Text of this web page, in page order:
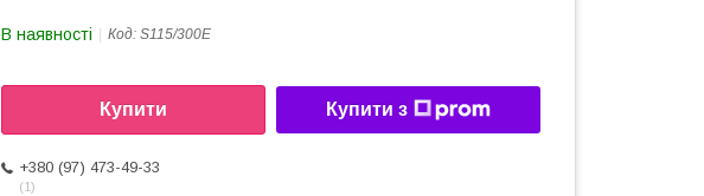
В наявності Код: S115/300E
Купити Купити з
+380 (97) 473-49-33
1